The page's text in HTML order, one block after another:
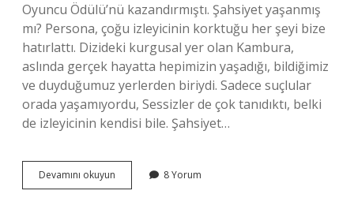
Oyuncu Ödülü’nü kazandırmıştı. Şahsiyet yaşanmış
mı? Persona, çoğu izleyicinin korktuğu her şeyi bize
hatırlattı. Dizideki kurgusal yer olan Kambura,
aslında gerçek hayatta hepimizin yaşadığı, bildiğimiz
ve duyduğumuz yerlerden biriydi. Sadece suçlular
orada yaşamıyordu, Sessizler de çok tanıdıktı, belki
de izleyicinin kendisi bile. Şahsiyet…
Devamını okuyun Şahsiyet
Kimi
8 Yorum